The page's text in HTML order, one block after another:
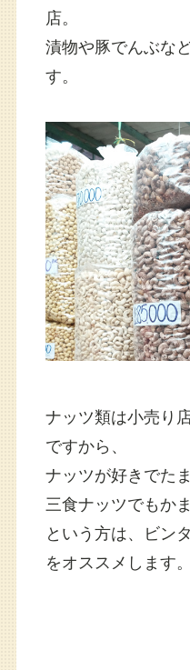
店。
漬物や豚でんぶな
す。
ナッツ類は小売り
ですから、
ナッツが好きでた
三食ナッツでもか
という方は、ビン
をオススメします。